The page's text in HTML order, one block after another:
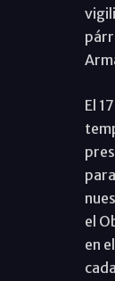
El
el
en